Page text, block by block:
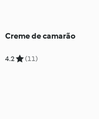
Creme de camarão
4.2 (11)